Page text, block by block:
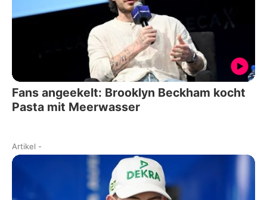
Fans angeekelt: Brooklyn Beckham kocht
Pasta mit Meerwasser
Artikel -